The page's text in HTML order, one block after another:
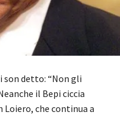
son detto: “Non gli
il Bepi ciccia
Loiero, che continua a